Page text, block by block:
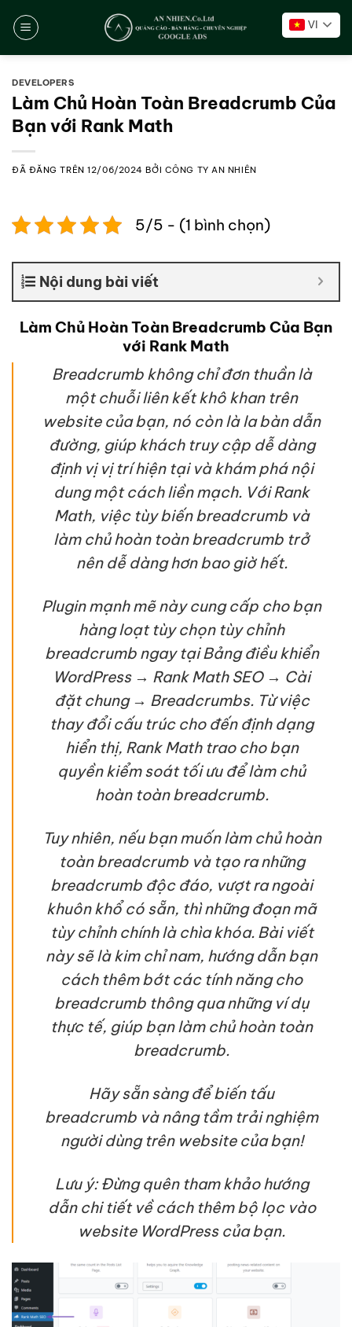
đến
VI
DEVELOPERS
Làm Chủ Hoàn Toàn Breadcrumb Của
Bạn với Rank Math
ĐÃ ĐĂNG TRÊN12/06/2024 BỞI CÔNG TY AN NHIÊN
5/5 - (1 bình chọn)
Nội dung bài viết
Làm Chủ Hoàn Toàn Breadcrumb Của Bạn
với Rank Math
Breadcrumb không chỉ đơn thuần là
một chuỗi liên kết khô khan trên
website của bạn, nó còn là la bàn dẫn
đường, giúp khách truy cập dễ dàng
định vị vị trí hiện tại và khám phá nội
dung một cách liền mạch. Với Rank
Math, việc tùy biến breadcrumb và
làm chủ hoàn toàn breadcrumb trở
nên dễ dàng hơn bao giờ hết.
Plugin mạnh mẽ này cung cấp cho bạn
hàng loạt tùy chọn tùy chỉnh
breadcrumb ngay tại Bảng điều khiển
WordPress → Rank Math SEO → Cài
đặt chung → Breadcrumbs. Từ việc
thay đổi cấu trúc cho đến định dạng
hiển thị, Rank Math trao cho bạn
quyền kiểm soát tối ưu để làm chủ
hoàn toàn breadcrumb.
Tuy nhiên, nếu bạn muốn làm chủ hoàn
toàn breadcrumb và tạo ra những
breadcrumb độc đáo, vượt ra ngoài
khuôn khổ có sẵn, thì những đoạn mã
tùy chỉnh chính là chìa khóa. Bài viết
này sẽ là kim chỉ nam, hướng dẫn bạn
cách thêm bớt các tính năng cho
breadcrumb thông qua những ví dụ
thực tế, giúp bạn làm chủ hoàn toàn
breadcrumb.
Hãy sẵn sàng để biến tấu
breadcrumb và nâng tầm trải nghiệm
người dùng trên website của bạn!
Lưu ý: Đừng quên tham khảo hướng
dẫn chi tiết về cách thêm bộ lọc vào
website WordPress của bạn.